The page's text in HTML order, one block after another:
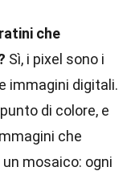
che
Sì, i pixel sono i
immagini digitali.
di colore, e
che
mosaico: ogni